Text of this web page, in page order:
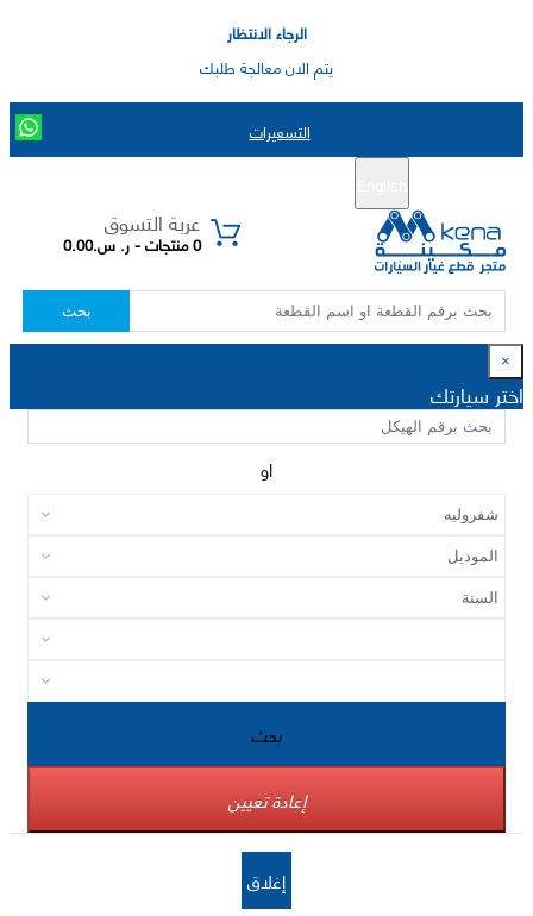
الرجاء الانتظار
يتم الان معالجة طلبك
التسعيرات
عربة التسوق
0 منتجات - ر. س.0.00
بحث
×
اختر سيارتك
او
بحث
إعادة تعيين
إغلاق